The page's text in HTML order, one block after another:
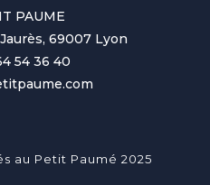
PAUME
69007 Lyon
54 36 40
au Petit Paumé 2025